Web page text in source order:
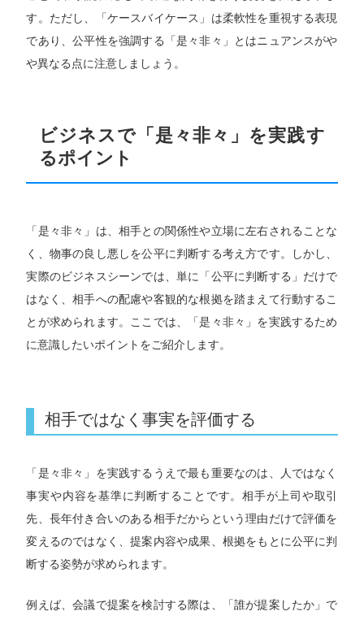
す。ただし、「ケースバイケース」は柔軟性を重視する表現
であり、公平性を強調する「是々非々」とはニュアンスがや
や異なる点に注意しましょう。
ビジネスで「是々非々」を実践す
るポイント
「是々非々」は、相手との関係性や立場に左右されることな
く、物事の良し悪しを公平に判断する考え方です。しかし、
実際のビジネスシーンでは、単に「公平に判断する」だけで
はなく、相手への配慮や客観的な根拠を踏まえて行動するこ
とが求められます。ここでは、「是々非々」を実践するため
に意識したいポイントをご紹介します。
相手ではなく事実を評価する
「是々非々」を実践するうえで最も重要なのは、人ではなく
事実や内容を基準に判断することです。相手が上司や取引
先、長年付き合いのある相手だからという理由だけで評価を
変えるのではなく、提案内容や成果、根拠をもとに公平に判
断する姿勢が求められます。
例えば、会議で提案を検討する際は、「誰が提案したか」で